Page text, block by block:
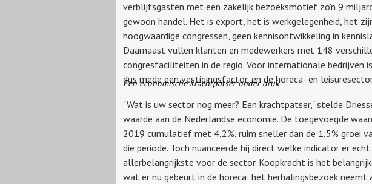
verblijfsgasten met een zakelijk bezoeksmotief zo'n 9
gewoon handel. Het is export, het is werkgelegenheid, het
hoogwaardige congressen, geen kennisontwikkeling in
Daarnaast vullen klanten en medewerkers met 148
congresfaciliteiten in de regio. Voor internationale bedrijven
dus mede een vestigingsfactor, en de horeca- en
Een economische krachtpatser onder druk
"Wat is uw sector nog meer? Een krachtpatser," stelde
waarde aan de Nederlandse economie. De toegevoegde
2019 cumulatief met 4,2%, ruim sneller dan de 1,5% groei
die periode. Toch nuanceerde hij direct welke indicator er
allerbelangrijkste voor de sector. Koopkracht is het
wat er nu gebeurt in de horeca: het herhalingsbezoek neemt